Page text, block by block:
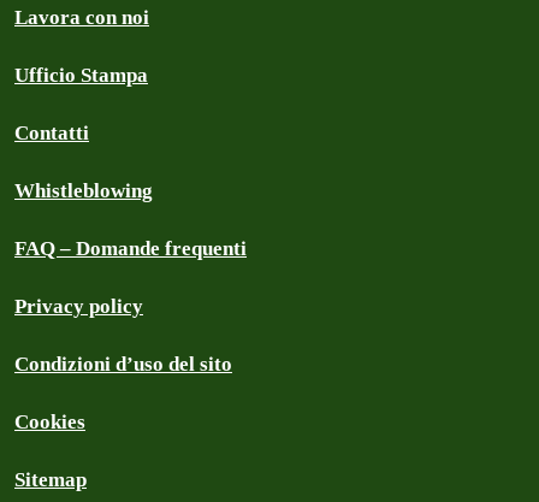
Lavora con noi
Ufficio Stampa
Contatti
Whistleblowing
FAQ – Domande frequenti
Privacy policy
Condizioni d’uso del sito
Cookies
Sitemap